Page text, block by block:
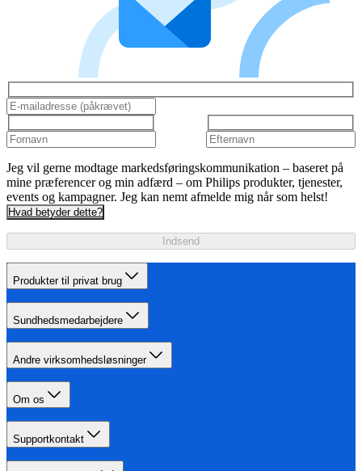
Jeg vil gerne modtage markedsføringskommunikation – baseret på
mine præferencer og min adfærd – om Philips produkter, tjenester,
events og kampagner. Jeg kan nemt afmelde mig når som helst!
Hvad betyder dette?
Indsend
Produkter til privat brug
Sundhedsmedarbejdere
Andre virksomhedsløsninger
Om os
Supportkontakt